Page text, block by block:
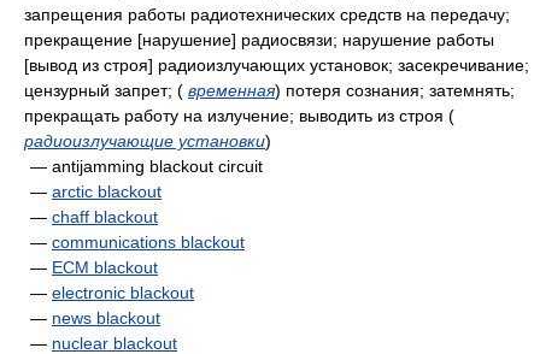
запрещения работы радиотехнических средств на передачу;
прекращение [нарушение] радиосвязи; нарушение работы
[вывод из строя] радиоизлучающих установок; засекречивание;
цензурный запрет; ( временная) потеря сознания; затемнять;
прекращать работу на излучение; выводить из строя (
радиоизлучающие установки)
— antijamming blackout circuit
— arctic blackout
— chaff blackout
— communications blackout
— ECM blackout
— electronic blackout
— news blackout
— nuclear blackout